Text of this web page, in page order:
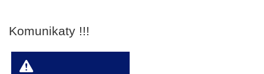
Komunikaty !!!
W